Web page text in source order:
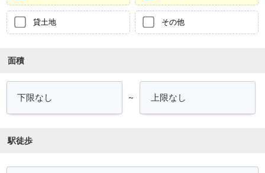
貸土地 その他
面積
～
駅徒歩